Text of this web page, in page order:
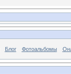
Блог Фотоальбомы